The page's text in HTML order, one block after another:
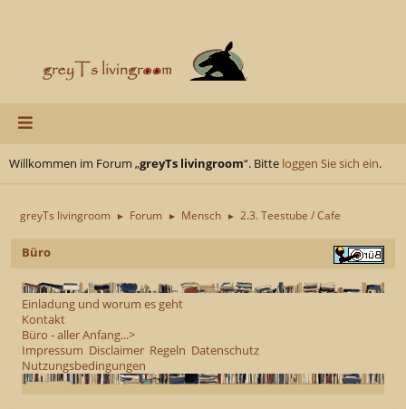
Willkommen im Forum „greyTs livingroom“. Bitte loggen Sie sich ein.
greyTs livingroom ► Forum ► Mensch ► 2.3. Teestube / Cafe
Büro
Einladung und worum es geht
Kontakt
Büro - aller Anfang...>
Impressum Disclaimer Regeln Datenschutz
Nutzungsbedingungen